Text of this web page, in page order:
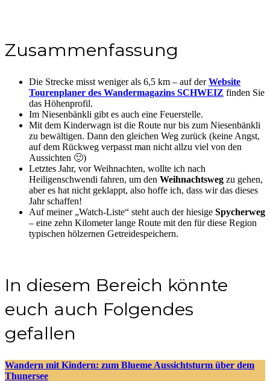
Zusammenfassung
Die Strecke misst weniger als 6,5 km – auf derWebsite
Tourenplaner des Wandermagazins SCHWEIZ finden Sie
das Höhenprofil.
Im Niesenbänkli gibt es auch eine Feuerstelle.
Mit dem Kinderwagn ist die Route nur bis zum Niesenbänkli
zu bewältigen. Dann den gleichen Weg zurück (keine Angst,
auf dem Rückweg verpasst man nicht allzu viel von den
Aussichten 🙂)
Letztes Jahr, vor Weihnachten, wollte ich nach
Heiligenschwendi fahren, um den Weihnachtsweg zu gehen,
aber es hat nicht geklappt, also hoffe ich, dass wir das dieses
Jahr schaffen!
Auf meiner „Watch-Liste“ steht auch der hiesige Spycherweg
– eine zehn Kilometer lange Route mit den für diese Region
typischen hölzernen Getreidespeichern.
In diesem Bereich könnte
euch auch Folgendes
gefallen
Wandern mit Kindern: zum Blueme Aussichtsturm über dem
Thunersee